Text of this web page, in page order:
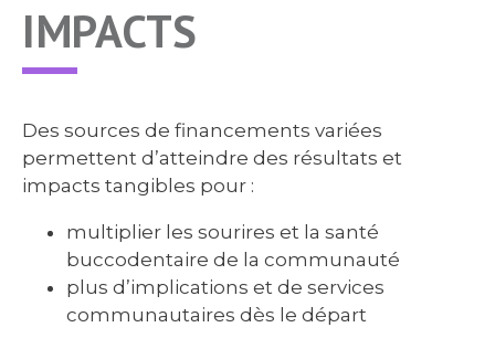
IMPACTS
Des sources de financements variées
permettent d’atteindre des résultats et
impacts tangibles pour :
multiplier les sourires et la santé
buccodentaire de la communauté
plus d’implications et de services
communautaires dès le départ